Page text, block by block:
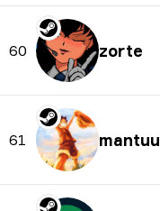
60 zorte
61 mantuu